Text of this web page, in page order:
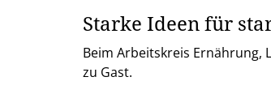
Starke Ideen für
Beim Arbeitskreis
zu Gast.